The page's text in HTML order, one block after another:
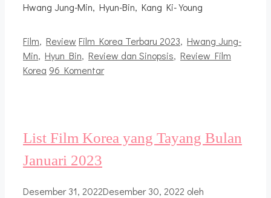
Hwang Jung-Min, Hyun-Bin, Kang Ki-Young
Kategori
Film, Review Tag
Film Korea Terbaru 2023, Hwang Jung-
Min, Hyun Bin, Review dan Sinopsis, Review Film
Korea 96 Komentar
List Film Korea yang Tayang Bulan
Januari 2023
Desember 31, 2022Desember 30, 2022 oleh